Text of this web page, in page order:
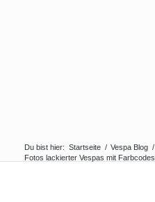
Du bist hier: Startseite / Vespa Blog /
Fotos lackierter Vespas mit Farbcodes